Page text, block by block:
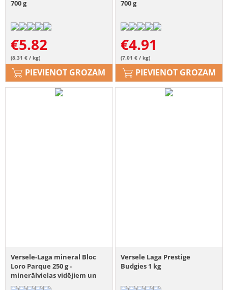
700 g
€5.82
(8.31 € / kg)
PIEVIENOT GROZAM
700 g
€4.91
(7.01 € / kg)
PIEVIENOT GROZAM
Versele-Laga mineral Bloc
Loro Parque 250 g -
minerālvielas vidējiem un
lieliem papagaiļiem
Versele Laga Prestige
Budgies 1 kg